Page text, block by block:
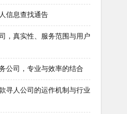
信息查找通告
，真实性、服务范围与用户
公司，专业与效率的结合
寻人公司的运作机制与行业